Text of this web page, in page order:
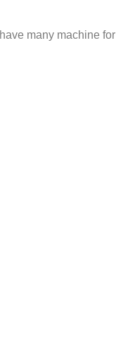
many machine for